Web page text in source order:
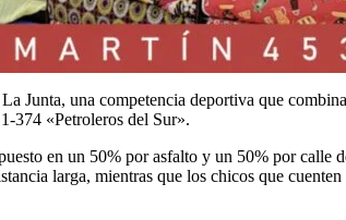
Junta, una competencia deportiva que
374 «Petroleros del Sur».
en un 50% por asfalto y un 50% por calle
larga, mientras que los chicos que